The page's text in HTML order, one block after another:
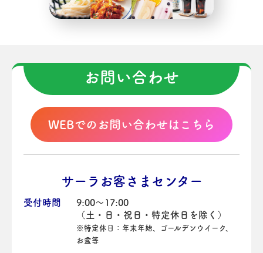
お問い合わせ
WEBでのお問い合わせはこちら
サーラお客さまセンター
受付時間
9:00～17:00
（土・日・祝日・特定休日を除く）
※特定休日：年末年始、ゴールデンウイーク、
お盆等